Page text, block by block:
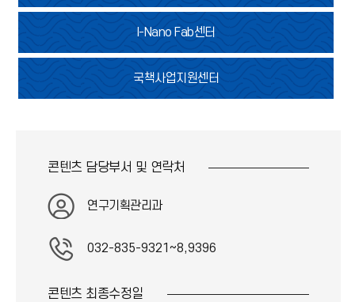
I-Nano Fab센터
국책사업지원센터
콘텐츠 담당부서 및 연락처
연구기획관리과
032-835-9321~8,9396
콘텐츠 최종수정일